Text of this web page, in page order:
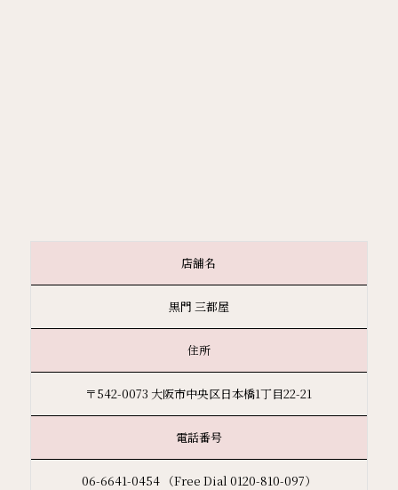
店舗名
黒門 三都屋
住所
〒542-0073 大阪市中央区日本橋1丁目22-21
電話番号
06-6641-0454 （Free Dial 0120-810-097）